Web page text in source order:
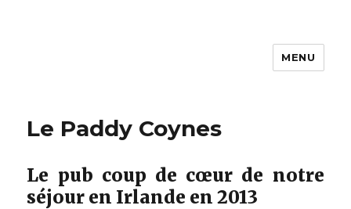
MENU
Le Paddy Coynes
Le pub coup de cœur de notre
séjour en Irlande en 2013